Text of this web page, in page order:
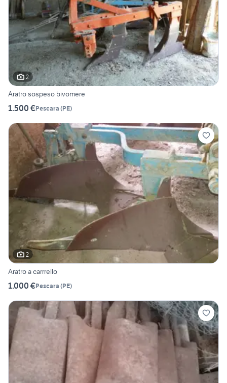
2
Aratro sospeso bivomere
1.500 €Pescara (PE)
2
Aratro a carrrello
1.000 €Pescara (PE)